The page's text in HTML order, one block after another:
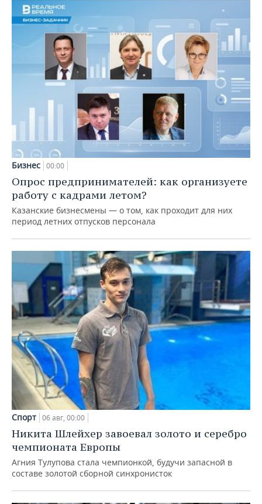
Бизнес 00:00
Опрос предпринимателей: как организуете
работу с кадрами летом?
Казанские бизнесмены — о том, как проходит для них
период летних отпусков персонала
Спорт 06 авг, 00:00
Никита Шлейхер завоевал золото и серебро
чемпионата Европы
Агния Тулупова стала чемпионкой, будучи запасной в
составе золотой сборной синхронисток